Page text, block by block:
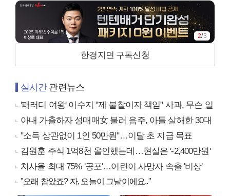
2/3
한경지면 구독신청
실시간관련뉴스
'패러디 여왕' 이수지 "제 불찰이자 책임" 사과, 무슨 일
아내 가출하자 성매매女 불러 음주, 아들 살해한 30대
"소득 상관없이 1인 50만원"…이달 초 지급 목표
김원훈 주식 1억8천 올인했는데…현실은 '-2,400만원'
치사율 최대 75% '공포'…어린이 사망자 속출 '비상'
"오래 참았죠? 자, 오늘이 그날이에요.."